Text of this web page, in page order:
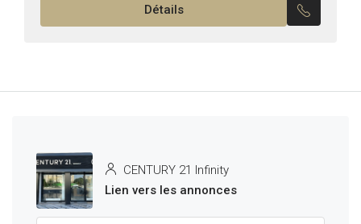
Détails
CENTURY 21 Infinity
Lien vers les annonces